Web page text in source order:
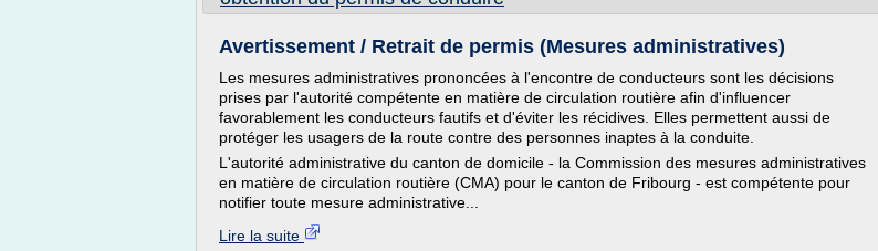
Avertissement / Retrait de permis (Mesures administratives)
Les mesures administratives prononcées à l'encontre de conducteurs sont les décisions
prises par l'autorité compétente en matière de circulation routière afin d'influencer
favorablement les conducteurs fautifs et d'éviter les récidives. Elles permettent aussi de
protéger les usagers de la route contre des personnes inaptes à la conduite.
L'autorité administrative du canton de domicile - la Commission des mesures administratives
en matière de circulation routière (CMA) pour le canton de Fribourg - est compétente pour
notifier toute mesure administrative...
Lire la suite